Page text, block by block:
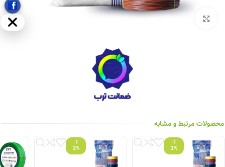
بزرگنمایی تصویر
محصولات مرتبط و مشابه
-1
2%
-1
2%